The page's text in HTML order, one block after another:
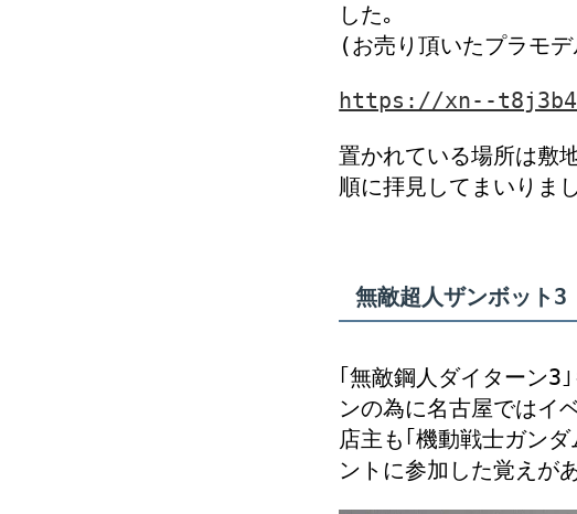
した｡
(お売り頂いたプラモ
https://xn--
置かれている場所は敷
順に拝見してまいりま
無敵超人ザンボット3
｢無敵鋼人ダイターン3
ンの為に名古屋ではイ
店主も｢機動戦士ガン
ントに参加した覚えが